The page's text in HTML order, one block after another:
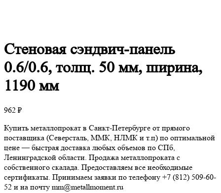
Стеноваясэндвич-панель
0.6/0.6, толщ. 50 мм, ширина,
1190 мм
962 ₽
Купить металлопрокат в Санкт-Петербурге от прямого
поставщика (Северсталь, ММК, НЛМК и т.п) по оптимальной
цене — быстрая доставка любых объемов по СПб,
Ленинградской области. Продажа металлопроката с
собственного скалада. Предоставляем все необходимые
сертификаты. Принимаем заявки по телефону +7 (812) 509-60-
52 и на почту mm@metallmoment.ru